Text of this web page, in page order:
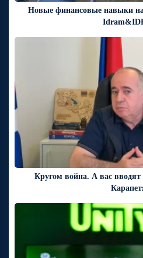
Новые финансовые навыки
Кругом война. А вас